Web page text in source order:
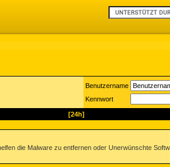
Benutzername
Kennwort
[24h]
die Malware zu entfernen oder Unerwünschte